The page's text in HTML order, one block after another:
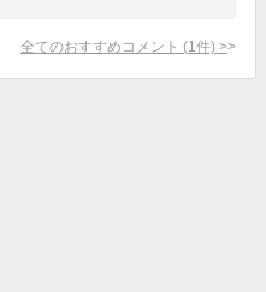
全てのおすすめコメント (1 件) >